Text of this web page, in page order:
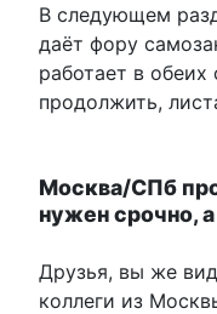
В следующем
даёт фору
работает в обеих
продолжить,
Москва/СПб
нужен срочно,
Друзья, вы же
коллеги из